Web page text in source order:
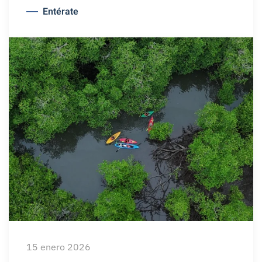
Entérate
15 enero 2026